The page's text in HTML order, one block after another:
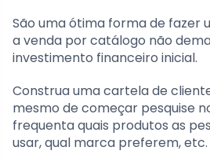
São uma ótima forma de fazer
a venda por catálogo não
investimento financeiro inicial.
Construa uma cartela de
mesmo de começar pesquise
frequenta quais produtos as
usar, qual marca preferem, etc.